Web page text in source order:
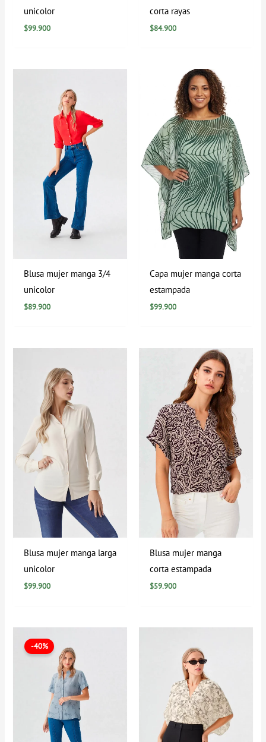
unicolor
$99.900
corta rayas
$84.900
Blusa mujer manga 3/4
unicolor
$89.900
Capa mujer manga corta
estampada
$99.900
Blusa mujer manga larga
unicolor
$99.900
Blusa mujer manga
corta estampada
$59.900
-40% precio
original
era:
$99.900.$59.900.